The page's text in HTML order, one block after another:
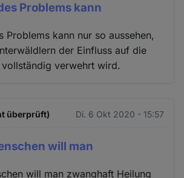
Problems kann
Problems kann nur so aussehen,
der Einfluss auf die
verwehrt wird.
überprüft) Di. 6 Okt 2020 - 15:57
will man
will man zwanghaft Heilung